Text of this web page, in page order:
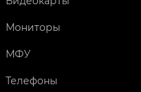
Мониторы
МФУ
Телефоны